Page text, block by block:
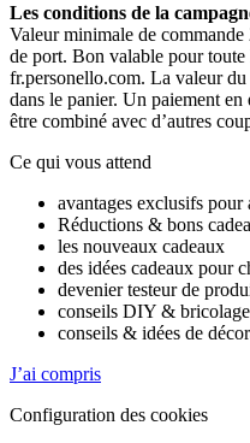
Les conditions de la
Valeur minimale de
de port. Bon valable pour
fr.personello.com. La valeur
dans le panier. Un paiement en
être combiné avec d’autres
Ce qui vous attend
avantages exclusifs pour
Réductions & bons
les nouveaux cadeaux
des idées cadeaux pour
devenier testeur de
conseils DIY & bricolage
conseils & idées de
J’ai compris
Configuration des cookies